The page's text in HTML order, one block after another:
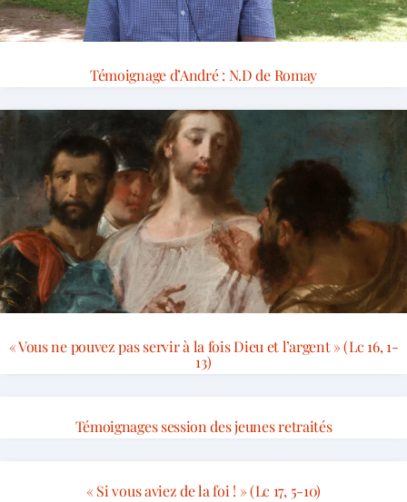
Témoignage d’André : N.D de Romay
« Vous ne pouvez pas servir à la fois Dieu et l’argent » (Lc 16, 1-
13)
Témoignages session des jeunes retraités
« Si vous aviez de la foi ! » (Lc 17, 5-10)